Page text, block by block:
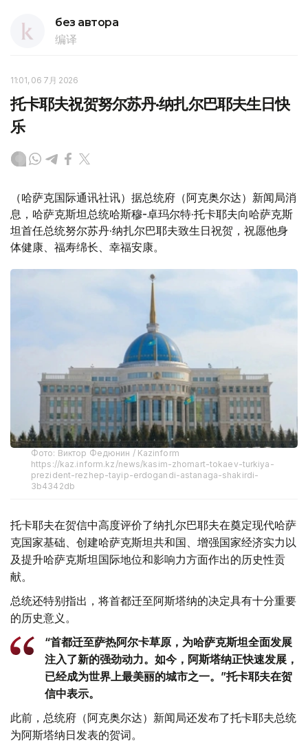
без автора
编译
11:01, 06 7月 2026
托卡耶夫祝贺努尔苏丹·纳扎尔巴耶夫生日快
乐
（哈萨克国际通讯社讯）据总统府（阿克奥尔达）新闻局消
息，哈萨克斯坦总统哈斯穆-卓玛尔特·托卡耶夫向哈萨克斯
坦首任总统努尔苏丹·纳扎尔巴耶夫致生日祝贺，祝愿他身
体健康、福寿绵长、幸福安康。
Фото: Виктор Федюнин / Kazinform
https://kaz.inform.kz/news/kasim-zhomart-tokaev-turkiya-
prezident-rezhep-tayip-erdogandi-astanaga-shakirdi-
3b4342db
托卡耶夫在贺信中高度评价了纳扎尔巴耶夫在奠定现代哈萨
克国家基础、创建哈萨克斯坦共和国、增强国家经济实力以
及提升哈萨克斯坦国际地位和影响力方面作出的历史性贡
献。
总统还特别指出，将首都迁至阿斯塔纳的决定具有十分重要
的历史意义。
“首都迁至萨热阿尔卡草原，为哈萨克斯坦全面发展
注入了新的强劲动力。如今，阿斯塔纳正快速发展，
已经成为世界上最美丽的城市之一。”托卡耶夫在贺
信中表示。
此前，总统府（阿克奥尔达）新闻局还发布了托卡耶夫总统
为阿斯塔纳日发表的贺词。